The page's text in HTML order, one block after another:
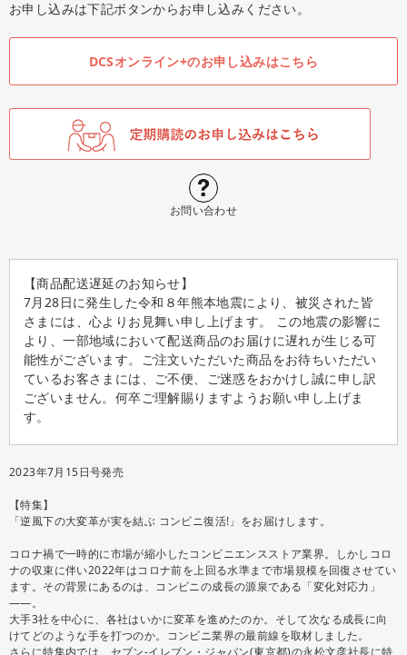
お申し込みは下記ボタンからお申し込みください。
DCSオンライン+のお申し込みはこちら
お問い合わせ
【商品配送遅延のお知らせ】
7月28日に発生した令和８年熊本地震により、被災された皆
さまには、心よりお見舞い申し上げます。 この地震の影響に
より、一部地域において配送商品のお届けに遅れが生じる可
能性がございます。ご注文いただいた商品をお待ちいただい
ているお客さまには、ご不便、ご迷惑をおかけし誠に申し訳
ございません。何卒ご理解賜りますようお願い申し上げま
す。
2023年7月15日号発売
【特集】
「逆風下の大変革が実を結ぶ コンビニ復活!」をお届けします。
コロナ禍で一時的に市場が縮小したコンビニエンスストア業界。しかしコロ
ナの収束に伴い2022年はコロナ前を上回る水準まで市場規模を回復させてい
ます。その背景にあるのは、コンビニの成長の源泉である「変化対応力」
――。
大手3社を中心に、各社はいかに変革を進めたのか。そして次なる成長に向
けてどのような手を打つのか。コンビニ業界の最前線を取材しました。
さらに特集内では、セブン-イレブン・ジャパン(東京都)の永松文彦社長に特